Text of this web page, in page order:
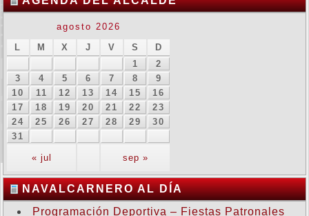
agosto 2026
L
M X J V S D
« jul sep »
1
2
3
4 5 6 7 8
9
10
11 12 13 14 15
16
17
18 19 20 21 22
23
24
25 26 27 28 29
30
31
NAVALCARNERO AL DÍA
Programación Deportiva – Fiestas Patronales